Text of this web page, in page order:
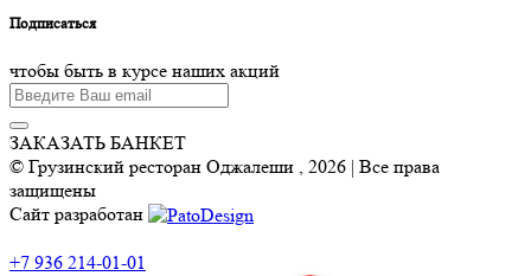
Подписаться
чтобы быть в курсе наших акций
ЗАКАЗАТЬ БАНКЕТ
© Грузинский ресторан Оджалеши , 2026 | Все права
защищены
Сайт разработан
+7 936 214-01-01